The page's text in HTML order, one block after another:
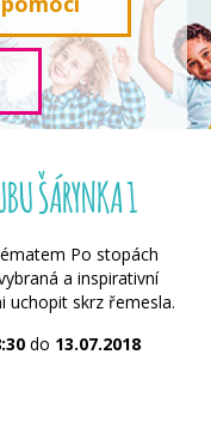
ŠÁRYNKA 1
Po stopách
a inspirativní
uchopit skrz řemesla.
do 13.07.2018